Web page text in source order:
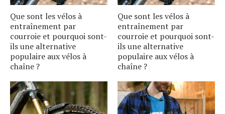
Que sont les vélos à
entraînement par
courroie et pourquoi sont-
ils une alternative
populaire aux vélos à
chaîne ?
Que sont les vélos à
entraînement par
courroie et pourquoi sont-
ils une alternative
populaire aux vélos à
chaîne ?